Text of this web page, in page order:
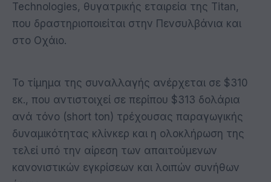
Technologies, θυγατρικής εταιρεία της Τitan,
που δραστηριοποιείται στην Πενσυλβάνια και
στο Οχάιο.
Το τίμημα της συναλλαγής ανέρχεται σε $310
εκ., που αντιστοιχεί σε περίπου $313 δολάρια
ανά τόνο (short ton) τρέχουσας παραγωγικής
δυναμικότητας κλίνκερ και η ολοκλήρωση της
τελεί υπό την αίρεση των απαιτούμενων
κανονιστικών εγκρίσεων και λοιπών συνήθων